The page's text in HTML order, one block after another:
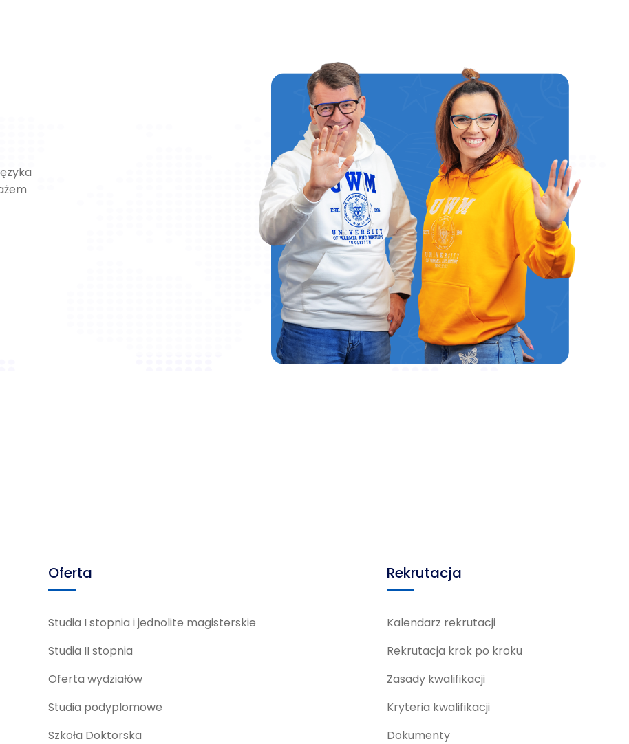
Oferta
Studia I stopnia i jednolite magisterskie
Studia II stopnia
Oferta wydziałów
Studia podyplomowe
Szkoła Doktorska
Rekrutacja
Kalendarz rekrutacji
Rekrutacja krok po kroku
Zasady kwalifikacji
Kryteria kwalifikacji
Dokumenty